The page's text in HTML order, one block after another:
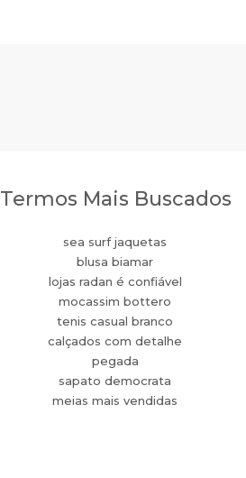
Termos Mais Buscados
sea surf jaquetas
blusa biamar
lojas radan é confiável
mocassim bottero
tenis casual branco
calçados com detalhe
pegada
sapato democrata
meias mais vendidas